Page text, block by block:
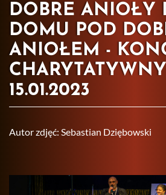
DOBRE ANIOŁY
DOMU POD
ANIOŁEM -
15.01.2023
Autor zdjęć: Se­ba­stian Dzię­bow­ski